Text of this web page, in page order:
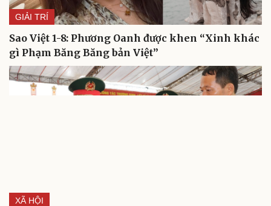
GIẢI TRÍ
Sao Việt 1-8: Phương Oanh được khen “Xinh khác
gì Phạm Băng Băng bản Việt”
XÃ HỘI